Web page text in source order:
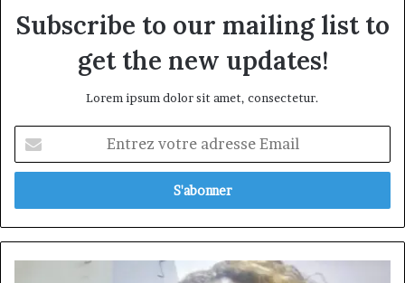
Subscribe to our mailing list to
get the new updates!
Lorem ipsum dolor sit amet, consectetur.
votre
adresse